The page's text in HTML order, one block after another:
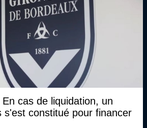
cas de liquidation, un
s'est constitué pour financer